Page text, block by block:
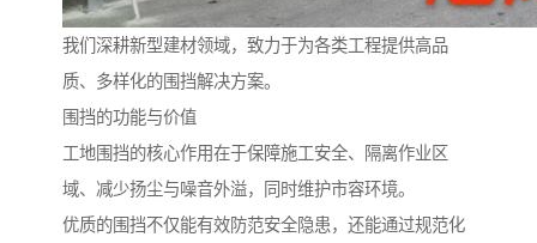
我们深耕新型建材领域，致力于为各类工程提供高品
质、多样化的围挡解决方案。
围挡的功能与价值
工地围挡的核心作用在于保障施工安全、隔离作业区
域、减少扬尘与噪音外溢，同时维护市容环境。
优质的围挡不仅能有效防范安全隐患，还能通过规范化